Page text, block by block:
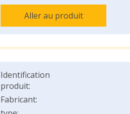
Aller au produit
Identification
produit:
Fabricant: